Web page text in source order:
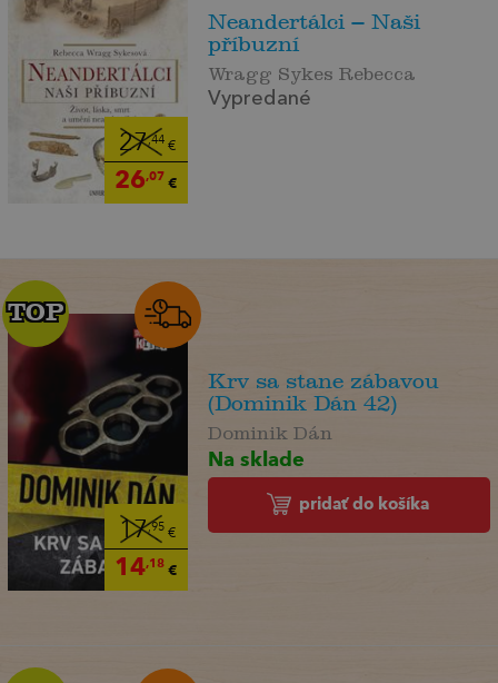
27,44€
26,07 €
Neandertálci – Naši
příbuzní
Wragg Sykes Rebecca
Vypredané
17,95€
14,18€
TOP
TOP
Krv sa stane zábavou
(Dominik Dán 42)
Dominik Dán
Na sklade
pridať do košíka